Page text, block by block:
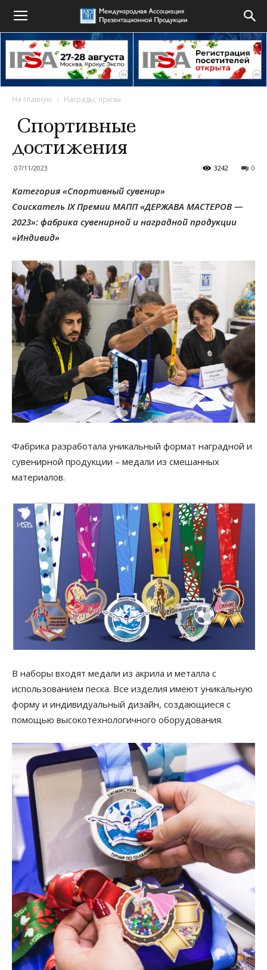
На главную Награды, призы
Спортивные
достижения
07/11/2023 0
3242
Категория «Спортивный сувенир»
Соискатель IX Премии МАПП «ДЕРЖАВА МАСТЕРОВ —
2023»: фабрика сувенирной и наградной продукции
«Индивид»
Фабрика разработала уникальный формат наградной и
сувенирной продукции – медали из смешанных
материалов.
В наборы входят медали из акрила и металла с
использованием песка. Все изделия имеют уникальную
форму и индивидуальный дизайн, создающиеся с
помощью высокотехнологичного оборудования.